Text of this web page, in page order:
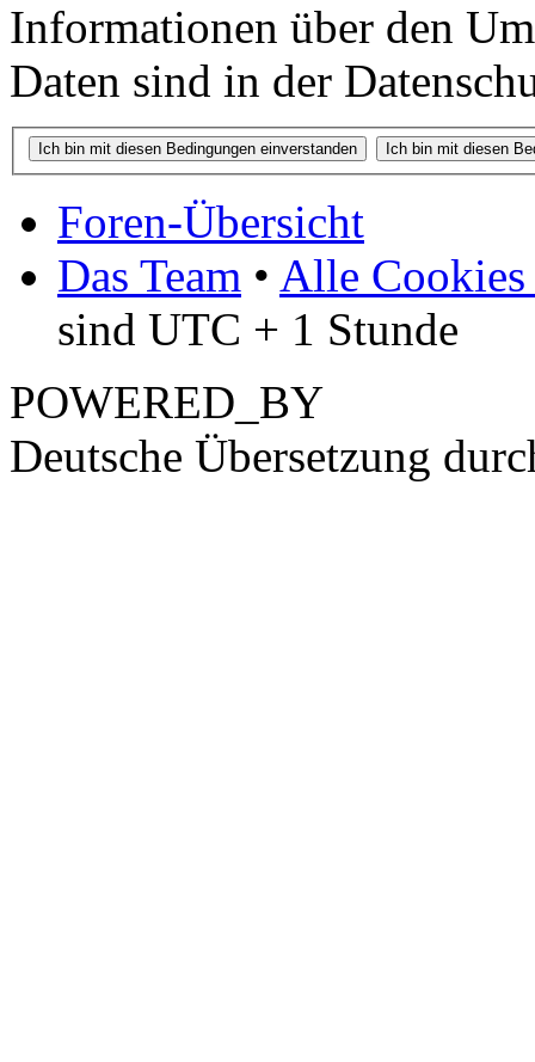
Informationen über den
Daten sind in der
Foren-Übersicht
Das Team • Alle Cookies
sind UTC + 1 Stunde
POWERED_BY
Deutsche Übersetzung